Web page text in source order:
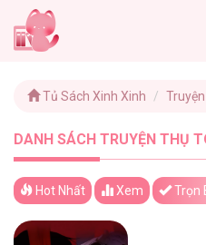
Tủ Sách Xinh Xinh
DANH SÁCH TRUYỆN THỤ TOÀN
Hot Nhất Xem Trọn